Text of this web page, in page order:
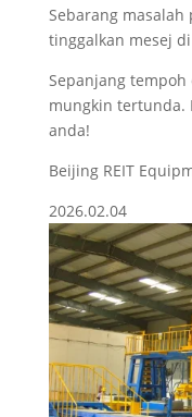
Sebarang
tinggalkan mesej
Sepanjang
mungkin tertunda.
anda!
Beijing REIT
2026.02.04